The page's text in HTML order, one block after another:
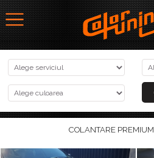
COLANTARE PREMIUM